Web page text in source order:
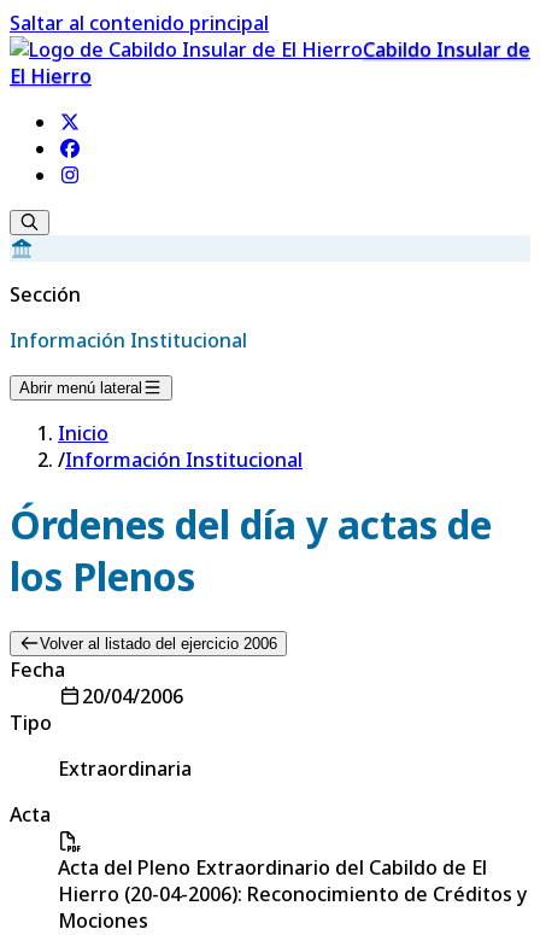
Saltar al contenido principal
Cabildo Insular de
El Hierro
Sección
Información Institucional
Abrir menú lateral
Inicio
/Información Institucional
Órdenes del día y actas de
los Plenos
Volver al listado del ejercicio 2006
Fecha
20/04/2006
Tipo
Extraordinaria
Acta
Acta del Pleno Extraordinario del Cabildo de El
Hierro (20-04-2006): Reconocimiento de Créditos y
Mociones